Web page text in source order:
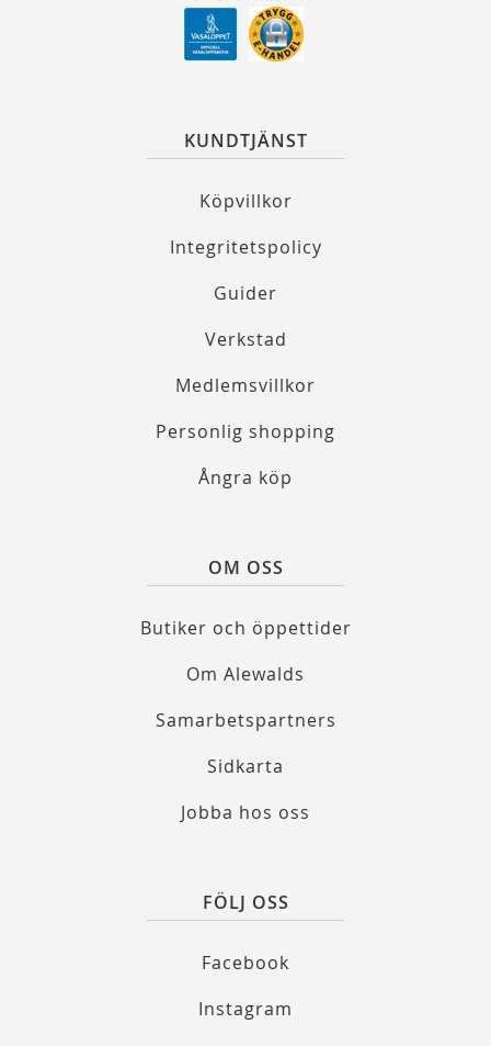
KUNDTJÄNST
Köpvillkor
Integritetspolicy
Guider
Verkstad
Medlemsvillkor
Personlig shopping
Ångra köp
OM OSS
Butiker och öppettider
Om Alewalds
Samarbetspartners
Sidkarta
Jobba hos oss
FÖLJ OSS
Facebook
Instagram